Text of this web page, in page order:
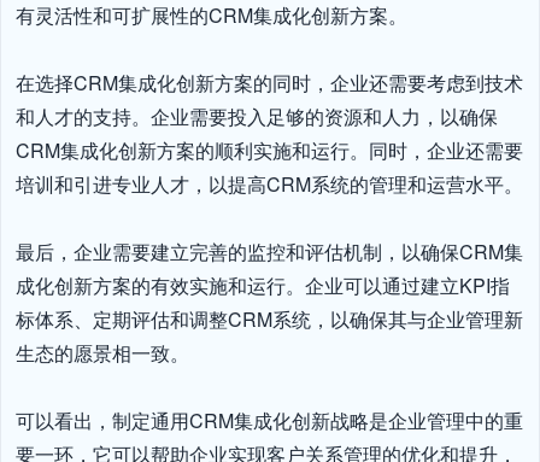
有灵活性和可扩展性的CRM集成化创新方案。
在选择CRM集成化创新方案的同时，企业还需要考虑到技术
和人才的支持。企业需要投入足够的资源和人力，以确保
CRM集成化创新方案的顺利实施和运行。同时，企业还需要
培训和引进专业人才，以提高CRM系统的管理和运营水平。
最后，企业需要建立完善的监控和评估机制，以确保CRM集
成化创新方案的有效实施和运行。企业可以通过建立KPI指
标体系、定期评估和调整CRM系统，以确保其与企业管理新
生态的愿景相一致。
可以看出，制定通用CRM集成化创新战略是企业管理中的重
要一环，它可以帮助企业实现客户关系管理的优化和提升，